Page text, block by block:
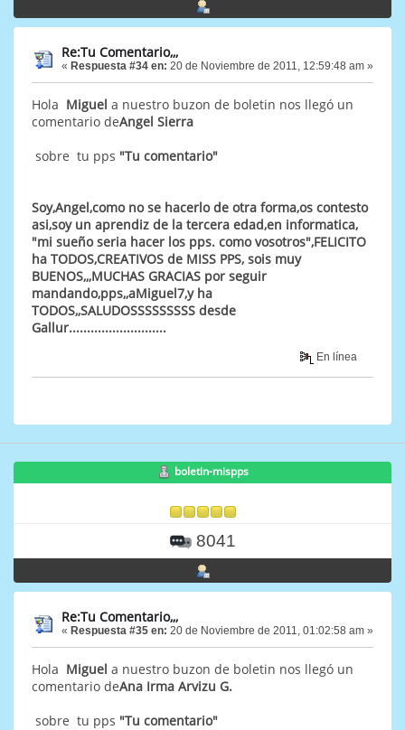
Re:Tu Comentario,,,
« Respuesta #34 en: 20 de Noviembre de 2011, 12:59:48 am »
Hola Miguel a nuestro buzon de boletin nos llegó un
comentario deAngel Sierra
sobre tu pps "Tu comentario"
Soy,Angel,como no se hacerlo de otra forma,os contesto
asi,soy un aprendiz de la tercera edad,en informatica,
"mi sueño seria hacer los pps. como vosotros",FELICITO
ha TODOS,CREATIVOS de MISS PPS, sois muy
BUENOS,,,MUCHAS GRACIAS por seguir
mandando,pps,,aMiguel7,y ha
TODOS,,SALUDOSSSSSSSSS desde
Gallur...........................
En línea
boletin-mispps
8041
Re:Tu Comentario,,,
« Respuesta #35 en: 20 de Noviembre de 2011, 01:02:58 am »
Hola Miguel a nuestro buzon de boletin nos llegó un
comentario deAna Irma Arvizu G.
sobre tu pps "Tu comentario"